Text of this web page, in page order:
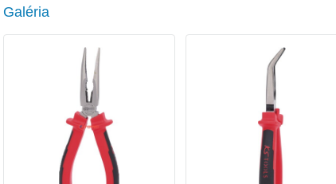
Galéria